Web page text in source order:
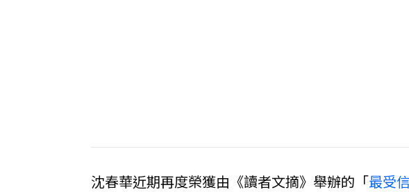
沈春華近期再度榮獲由《讀者文摘》舉辦的「最受